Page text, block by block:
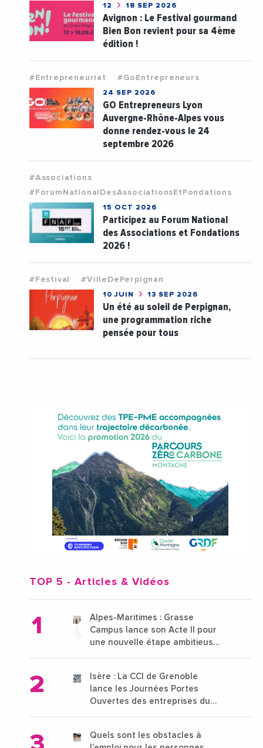
12 18 SEP 2026
Avignon : Le Festival gourmand
Bien Bon revient pour sa 4ème
édition !
#Entrepreneuriat #GoEntrepreneurs
24 SEP 2026
GO Entrepreneurs Lyon
Auvergne-Rhône-Alpes vous
donne rendez-vous le 24
septembre 2026
#Associations
#ForumNationalDesAssociationsEtFondations
15 OCT 2026
Participez au Forum National
des Associations et Fondations
2026 !
#Festival #VilleDePerpignan
10 JUIN 13 SEP 2026
Un été au soleil de Perpignan,
une programmation riche
pensée pour tous
TOP 5 - Articles & Vidéos
Alpes-Maritimes : Grasse
Campus lance son Acte II pour
une nouvelle étape ambitieuse
Isère : La CCI de Grenoble
lance les Journées Portes
Ouvertes des entreprises du
Quels sont les obstacles à